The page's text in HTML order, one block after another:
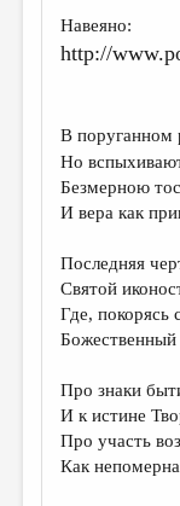
ОТДЕЛЫ И РУБРИКИ
ДАЙДЖЕСТ
ПРОИЗВЕДЕНИЯ
ПЕРЕВОДЫ
КОНКУРСЫ
ДЕТСКАЯ
КНИЖНАЯ
ОБЗОР
СТРАНИЦЫ
ОБЪЯВЛЕНИЯ
Навеяно:
http://
В
Но
Безмерною
И вера как
Последняя
Святой
Где, покорясь
Про знаки
И к истине
Про участь
Как